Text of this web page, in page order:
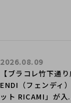
【ブラコレ竹下通
ENDI（フェンディ
ット RICAMI」が入
2026.08.09